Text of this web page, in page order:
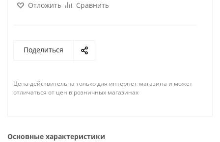
Отложить Сравнить
Поделиться
Цена действительна только для интернет-магазина и может
отличаться от цен в розничных магазинах
Основные характеристики